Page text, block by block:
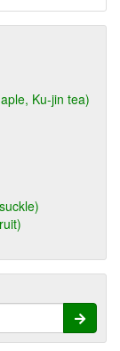
Ku-jin tea)